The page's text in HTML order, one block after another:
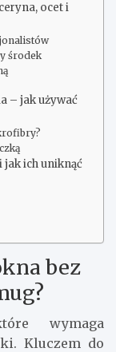
ocet i
środek
– jak używać
jak ich uniknąć
bez
wymaga
Kluczem do